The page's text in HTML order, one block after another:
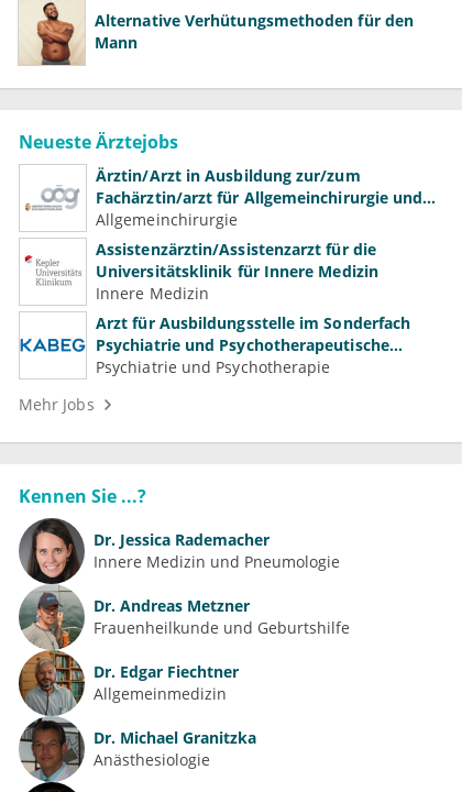
Alternative Verhütungsmethoden für den
Mann
Neueste Ärztejobs
Ärztin/Arzt in Ausbildung zur/zum
Fachärztin/arzt für Allgemeinchirurgie und
Gefäßchirurgie
Allgemeinchirurgie
Assistenzärztin/Assistenzarzt für die
Universitätsklinik für Innere Medizin
Innere Medizin
Arzt für Ausbildungsstelle im Sonderfach
Psychiatrie und Psychotherapeutische
Medizin (m/w/d)
Psychiatrie und Psychotherapie
Mehr Jobs
Kennen Sie ...?
Dr. Jessica Rademacher
Innere Medizin und Pneumologie
Dr. Andreas Metzner
Frauenheilkunde und Geburtshilfe
Dr. Edgar Fiechtner
Allgemeinmedizin
Dr. Michael Granitzka
Anästhesiologie